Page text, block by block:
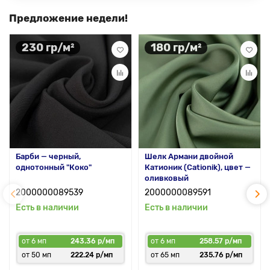
Предложение недели!
230 гр/м²
Барби — черный,
однотонный "Коко"
2000000089539
Есть в наличии
от 6 мп
243.36 р/мп
от 50 мп
222.24 р/мп
180 гр/м²
Шелк Армани двойной
Катионик (Cationik), цвет —
оливковый
2000000089591
Есть в наличии
от 6 мп
258.57 р/мп
от 65 мп
235.76 р/мп